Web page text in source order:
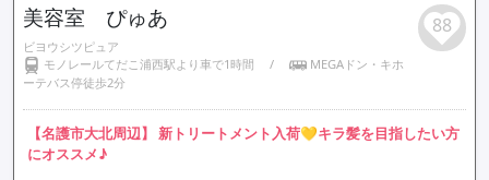
美容室 ぴゅあ
ビヨウシツピュア
モノレールてだこ浦西駅より車で1時間
/
MEGAドン・キホ
ーテバス停徒歩2分
88
【名護市大北周辺】 新トリートメント入荷💛キラ髪を目指したい方
にオススメ♪